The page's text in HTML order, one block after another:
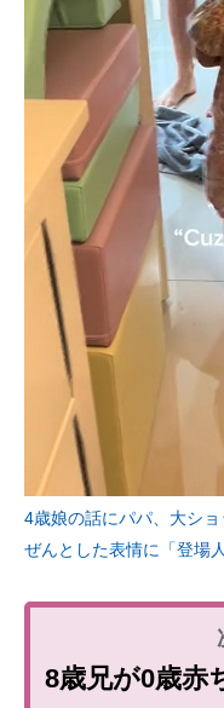
4歳娘の話にパパ、大シ
ぜんとした表情に「登場
8歳兄が0歳